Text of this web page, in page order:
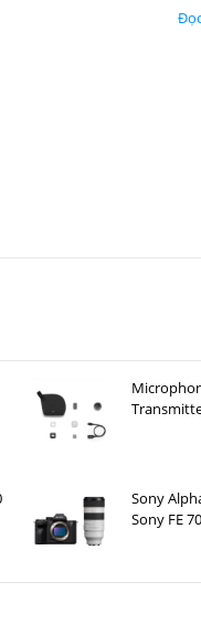
OM System
Thấu kính phi cầu và lớp
vời
– Chống bụi, chống nước
ED 12-
70mm,OM System M.Zuiko
sự cân bằng hoàn hảo
Sony
Sony FE